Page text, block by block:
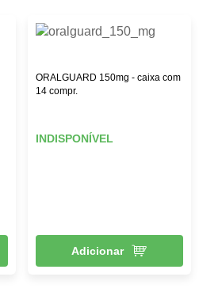
ORALGUARD 150mg - caixa com
14 compr.
INDISPONÍVEL
Adicionar